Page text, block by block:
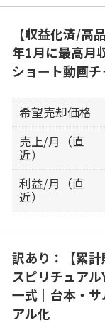
【収益化済/高
年1月に最高月
ショート動画
希望売却価格
売上/月（直
近）
利益/月（直
近）
訳あり：【累
スピリチュア
一式｜台本・
アル化